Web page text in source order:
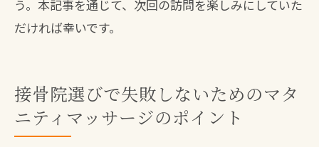
う。本記事を通じて、次回の訪問を楽しみにしていた
だければ幸いです。
接骨院選びで失敗しないためのマタ
ニティマッサージのポイント